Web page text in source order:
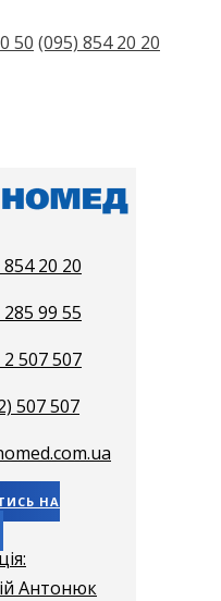
50 (095) 854 20 20
20 20
99 55
2 507 507
507 507
НА
Антонюк